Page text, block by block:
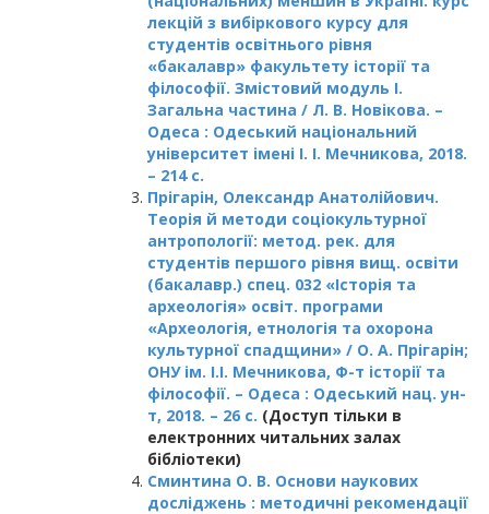
лекцій з вибіркового курсу для
студентів освітнього рівня
«бакалавр» факультету історії та
філософії. Змістовий модуль І.
Загальна частина / Л. В. Новікова. –
Одеса : Одеський національний
університет імені І. І. Мечникова, 2018.
– 214 с.
Прігарін, Олександр Анатолійович.
Теорія й методи соціокультурної
антропології: метод. рек. для
студентів першого рівня вищ. освіти
(бакалавр.) спец. 032 «Історія та
археологія» освіт. програми
«Археологія, етнологія та охорона
культурної спадщини» / О. А. Прігарін;
ОНУ ім. І.І. Мечникова, Ф-т історії та
філософії. – Одеса : Одеський нац. ун-
т, 2018. – 26 с. (Доступ тільки в
електронних читальних залах
бібліотеки)
Сминтина О. В. Основи наукових
досліджень : методичні рекомендації